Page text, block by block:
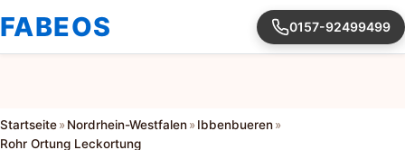
FABEOS 0157-92499499
Startseite» Nordrhein-Westfalen» Ibbenbueren»
Rohr Ortung Leckortung